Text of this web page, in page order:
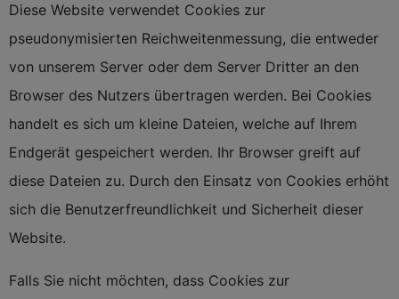
Diese Website verwendet Cookies zur
pseudonymisierten Reichweitenmessung, die entweder
von unserem Server oder dem Server Dritter an den
Browser des Nutzers übertragen werden. Bei Cookies
handelt es sich um kleine Dateien, welche auf Ihrem
Endgerät gespeichert werden. Ihr Browser greift auf
diese Dateien zu. Durch den Einsatz von Cookies erhöht
sich die Benutzerfreundlichkeit und Sicherheit dieser
Website.
Falls Sie nicht möchten, dass Cookies zur